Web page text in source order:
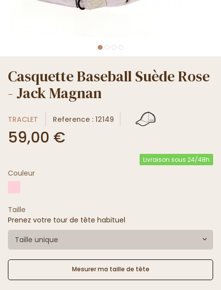
Casquette Baseball Suède Rose
- Jack Magnan
TRACLET Reference : 12149
59,00 €
Livraison sous 24/48h
Couleur
Taille
Prenez votre tour de tête habituel
Taille unique
Mesurer ma taille de tête